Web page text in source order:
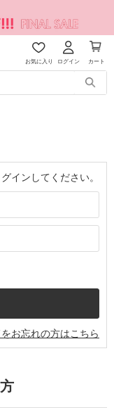
お気に入り ログイン カート
インしてください。
お忘れの方はこちら